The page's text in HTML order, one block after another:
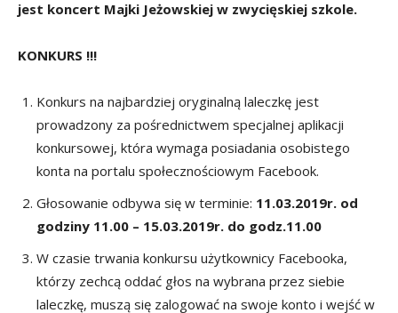
jest koncert Majki Jeżowskiej w zwycięskiej szkole.
KONKURS !!!
Konkurs na najbardziej oryginalną laleczkę jest
prowadzony za pośrednictwem specjalnej aplikacji
konkursowej, która wymaga posiadania osobistego
konta na portalu społecznościowym Facebook.
Głosowanie odbywa się w terminie: 11.03.2019r. od
godziny 11.00 – 15.03.2019r. do godz.11.00
W czasie trwania konkursu użytkownicy Facebooka,
którzy zechcą oddać głos na wybrana przez siebie
laleczkę, muszą się zalogować na swoje konto i wejść w